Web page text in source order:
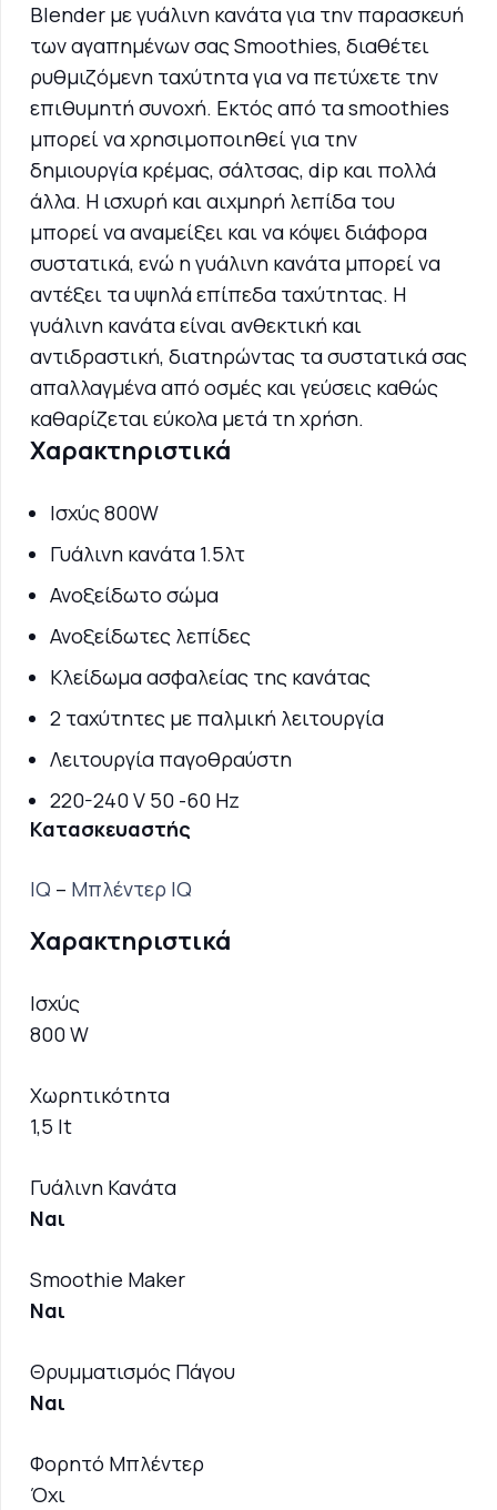
Blender με γυάλινη κανάτα για την παρασκευή
των αγαπημένων σας Smoothies, διαθέτει
ρυθμιζόμενη ταχύτητα για να πετύχετε την
επιθυμητή συνοχή. Εκτός από τα smoothies
μπορεί να χρησιμοποιηθεί για την
δημιουργία κρέμας, σάλτσας, dip και πολλά
άλλα. Η ισχυρή και αιχμηρή λεπίδα του
μπορεί να αναμείξει και να κόψει διάφορα
συστατικά, ενώ η γυάλινη κανάτα μπορεί να
αντέξει τα υψηλά επίπεδα ταχύτητας. Η
γυάλινη κανάτα είναι ανθεκτική και
αντιδραστική, διατηρώντας τα συστατικά σας
απαλλαγμένα από οσμές και γεύσεις καθώς
καθαρίζεται εύκολα μετά τη χρήση.
Χαρακτηριστικά
Ισχύς 800W
Γυάλινη κανάτα 1.5λτ
Ανοξείδωτο σώμα
Ανοξείδωτες λεπίδες
Κλείδωμα ασφαλείας της κανάτας
2 ταχύτητες με παλμική λειτουργία
Λειτουργία παγοθραύστη
220-240 V 50 -60 Hz
Κατασκευαστής
IQ – Μπλέντερ IQ
Χαρακτηριστικά
Ισχύς
800 W
Χωρητικότητα
1,5 lt
Γυάλινη Κανάτα
Ναι
Smoothie Maker
Ναι
Θρυμματισμός Πάγου
Ναι
Φορητό Μπλέντερ
Όχι